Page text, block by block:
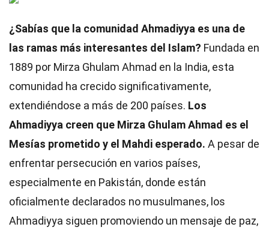
¿Sabías que la comunidad Ahmadiyya es una de
las ramas más interesantes del Islam? Fundada en
1889 por Mirza Ghulam Ahmad en la India, esta
comunidad ha crecido significativamente,
extendiéndose a más de 200 países. Los
Ahmadiyya creen que Mirza Ghulam Ahmad es el
Mesías prometido y el Mahdi esperado. A pesar de
enfrentar persecución en varios países,
especialmente en Pakistán, donde están
oficialmente declarados no musulmanes, los
Ahmadiyya siguen promoviendo un mensaje de paz,